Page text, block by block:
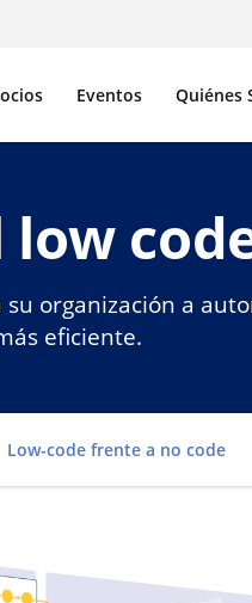
Eventos Quiénes
organización a
eficiente.
Low-code frente a no code